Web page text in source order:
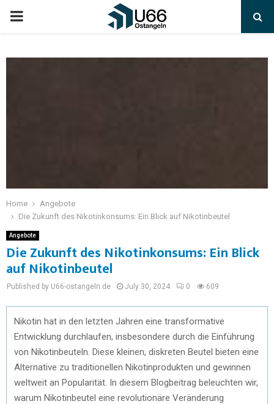
Home
Angebote
Die Zukunft des Nikotinkonsums: Ein Blick auf Nikotinbeutel
Angebote
Die Zukunft des Nikotinkonsums: Ein Blick
auf Nikotinbeutel
Published by U66-ostangeln.de July 30, 2024 0 609
Nikotin hat in den letzten Jahren eine transformative
Entwicklung durchlaufen, insbesondere durch die Einführung
von Nikotinbeuteln. Diese kleinen, diskreten Beutel bieten eine
Alternative zu traditionellen Nikotinprodukten und gewinnen
weltweit an Popularität. In diesem Blogbeitrag beleuchten wir,
warum Nikotinbeutel eine revolutionäre Veränderung